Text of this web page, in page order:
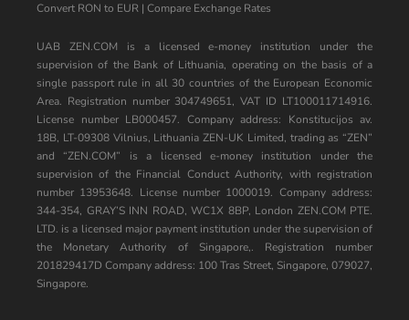
Convert RON to EUR | Compare Exchange Rates
UAB ZEN.COM is a licensed e-money institution under the
supervision of the Bank of Lithuania, operating on the basis of a
single passport rule in all 30 countries of the European Economic
Area. Registration number 304749651, VAT ID LT100011714916.
License number LB000457. Company address: Konstitucijos av.
18B, LT-09308 Vilnius, Lithuania ZEN-UK Limited, trading as “ZEN”
and “ZEN.COM” is a licensed e-money institution under the
supervision of the Financial Conduct Authority, with registration
number 13953648. License number 1000019. Company address:
344-354, GRAY’S INN ROAD, WC1X 8BP, London ZEN.COM PTE.
LTD. is a licensed major payment institution under the supervision of
the Monetary Authority of Singapore,. Registration number
201829417D Company address: 100 Tras Street, Singapore, 079027,
Singapore.